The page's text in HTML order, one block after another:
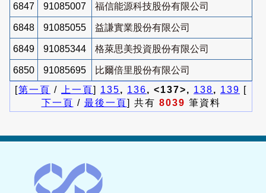
6847 91085007 福信能源科技股份有限公司
6848 91085055 益謙實業股份有限公司
6849 91085344 格萊思美投資股份有限公司
6850 91085695
比爾倍里股份有限公司
[第一頁 / 上一頁] 135, 136, <137>, 138, 139 [
下一頁 / 最後一頁] 共有 8039 筆資料